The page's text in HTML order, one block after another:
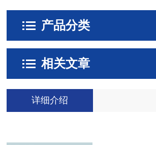
产品分类
相关文章
详细介绍